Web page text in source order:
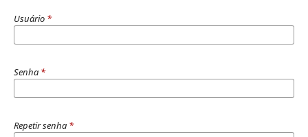
Usuário *
Senha *
Repetir senha *